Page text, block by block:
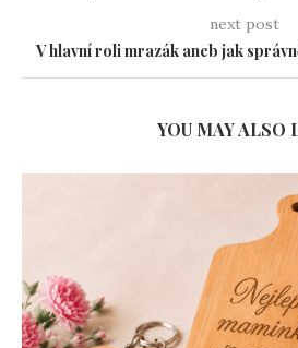
next post
V hlavní roli mrazák aneb jak
YOU MAY ALSO